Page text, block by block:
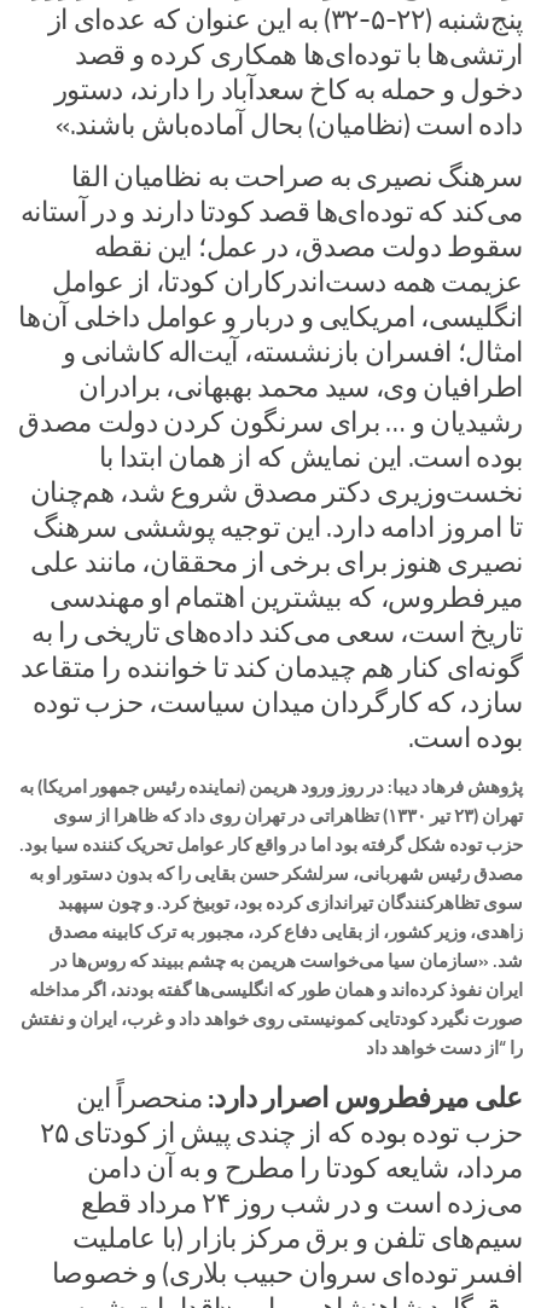
پنج‌شنبه (۲۲-۵-۳۲) به این عنوان که عده‌ای از
ارتشی‌ها با توده‎‌ای‌ها همکاری کرده و قصد
دخول و حمله به کاخ سعدآباد را دارند، دستور
داده است (نظامیان) بحال آماده‌باش باشند.»
سرهنگ نصیری به صراحت به نظامیان القا
می‌کند که توده‌ای‌ها قصد کودتا دارند و در آستانه
سقوط دولت مصدق، در عمل؛ این نقطه
عزیمت همه دست‌اندرکاران کودتا، از عوامل
انگلیسی، امریکایی و دربار و عوامل داخلی آن‌ها
امثال؛ افسران بازنشسته، آیت‌اله کاشانی و
اطرافیان وی، سید محمد بهبهانی، برادران
رشیدیان و … برای سرنگون کردن دولت مصدق
بوده است. این نمایش که از همان ابتدا با
نخست‌وزیری دکتر مصدق شروع شد، هم‌چنان
تا امروز ادامه دارد. این توجیه پوششی سرهنگ
نصیری هنوز برای برخی از محققان، مانند علی
میرفطروس، که بیشترین اهتمام او مهندسی
تاریخ است، سعی می‌کند داده‌های تاریخی را به
گونه‌ای کنار هم چیدمان کند تا خواننده را متقاعد
سازد، که کارگردان میدان سیاست، حزب توده
بوده است.
پژوهش فرهاد دیبا: در روز ورود هریمن (نماینده رئیس جمهور امریکا) به
تهران (۲۳ تیر ۱۳۳۰) تظاهراتی در تهران روی داد که ظاهرا از سوی
حزب توده شکل گرفته بود اما در واقع کار عوامل تحریک کننده سیا بود.
مصدق رئیس شهربانی، سرلشکر حسن بقایی را که بدون دستور او به
سوی تظاهرکنندگان تیراندازی کرده بود، توبیخ کرد. و چون سپهبد
زاهدی، وزیر کشور، از بقایی دفاع کرد، مجبور به ترک کابینه مصدق
شد. «سازمان سیا می‌خواست هریمن به چشم ببیند که روس‌ها در
ایران نفوذ کرده‌اند و همان طور که انگلیسی‌ها گفته بودند، اگر مداخله
صورت نگیرد کودتایی کمونیستی روی خواهد داد و غرب، ایران و نفتش
را “از دست خواهد داد
علی میرفطروس اصرار دارد: منحصراً این
حزب توده بوده که از چندی پیش از کودتای ۲۵
مرداد، شایعه کودتا را مطرح و به آن دامن
می‌زده است و در شب روز ۲۴ مرداد قطع
سیم‌های تلفن و برق مرکز بازار (با عاملیت
افسر توده‌ای سروان حبیب بلاری) و خصوصا